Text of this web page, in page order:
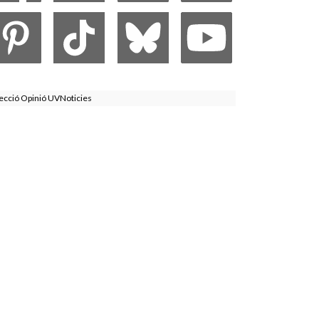
Opinió UVNoticies